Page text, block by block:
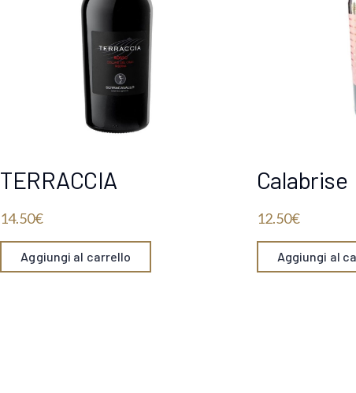
TERRACCIA
14.50€
Aggiungi al carrello
Calabrise
12.50€
Aggiungi al